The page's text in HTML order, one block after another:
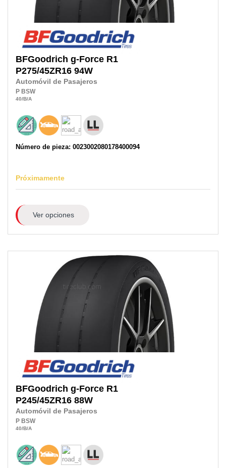
BFGoodrich g-Force R1
P275/45ZR16 94W
Automóvil de Pasajeros
P BSW
40/B/A
Número de pieza: 0023002080178400094
Próximamente
Ver opciones
BFGoodrich g-Force R1
P245/45ZR16 88W
Automóvil de Pasajeros
P BSW
40/B/A